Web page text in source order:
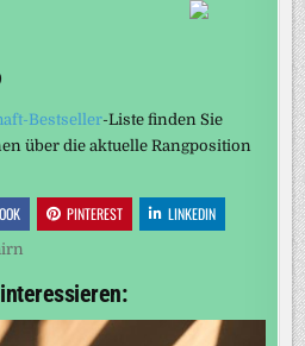
Bestseller-Liste finden Sie
über die aktuelle Rangposition
PINTEREST LINKEDIN